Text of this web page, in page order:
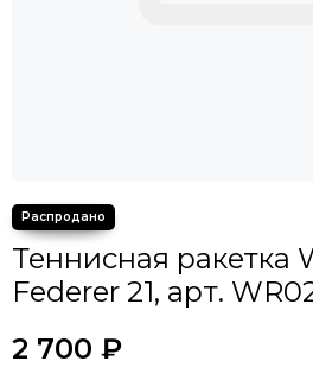
Теннисная ракетка
Federer 21, арт.
2 700 ₽